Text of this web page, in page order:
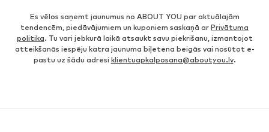
Es vēlos saņemt jaunumus no ABOUT YOU par aktuālajām
tendencēm, piedāvājumiem un kuponiem saskaņā ar Privātuma
politika. Tu vari jebkurā laikā atsaukt savu piekrišanu, izmantojot
atteikšanās iespēju katra jaunuma biļetena beigās vai nosūtot e-
pastu uz šādu adresi klientuapkalposana@aboutyou.lv.